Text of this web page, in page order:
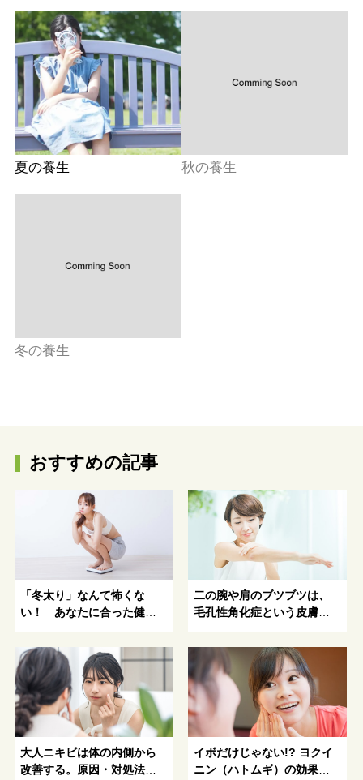
夏の養生 秋の養生
冬の養生
おすすめの記事
「冬太り」なんて怖くな
い！ あなたに合った健康
かる！
二の腕や肩のブツブツは、
毛孔性角化症という皮膚疾
大人ニキビは体の内側から
改善する。原因・対処法・
イボだけじゃない!? ヨクイ
ニン（ハトムギ）の効果的